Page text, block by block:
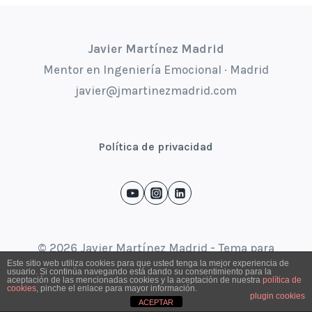
Javier Martínez Madrid
Mentor en Ingeniería Emocional · Madrid
javier@jmartinezmadrid.com
Política de privacidad
© 2026 Javier Martínez Madrid - Tema para
WordPress porKadence WP
Este sitio web utiliza cookies para que usted tenga la mejor experiencia de
usuario. Si continúa navegando está dando su consentimiento para la
aceptación de las mencionadas cookies y la aceptación de nuestra política de
cookies, pinche el enlace para mayor información.
plugin cookies
ACEPTAR